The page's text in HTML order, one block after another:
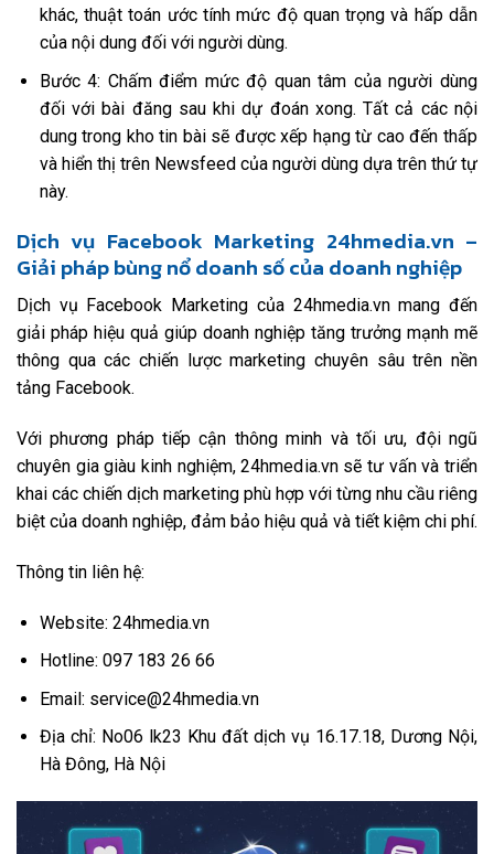
khác, thuật toán ước tính mức độ quan trọng và hấp dẫn
của nội dung đối với người dùng.
Bước 4: Chấm điểm mức độ quan tâm của người dùng
đối với bài đăng sau khi dự đoán xong. Tất cả các nội
dung trong kho tin bài sẽ được xếp hạng từ cao đến thấp
và hiển thị trên Newsfeed của người dùng dựa trên thứ tự
này.
Dịch vụ Facebook Marketing 24hmedia.vn –
Giải pháp bùng nổ doanh số của doanh nghiệp
Dịch vụ Facebook Marketing của 24hmedia.vn mang đến
giải pháp hiệu quả giúp doanh nghiệp tăng trưởng mạnh mẽ
thông qua các chiến lược marketing chuyên sâu trên nền
tảng Facebook.
Với phương pháp tiếp cận thông minh và tối ưu, đội ngũ
chuyên gia giàu kinh nghiệm, 24hmedia.vn sẽ tư vấn và triển
khai các chiến dịch marketing phù hợp với từng nhu cầu riêng
biệt của doanh nghiệp, đảm bảo hiệu quả và tiết kiệm chi phí.
Thông tin liên hệ:
Website: 24hmedia.vn
Hotline: 097 183 26 66
Email: service@24hmedia.vn
Địa chỉ: No06 lk23 Khu đất dịch vụ 16.17.18, Dương Nội,
Hà Đông, Hà Nội